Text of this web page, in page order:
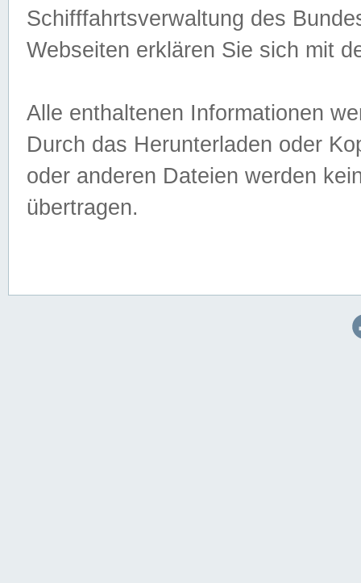
Schifffahrtsverwaltung des
Webseiten erklären Sie sich mit
Alle enthaltenen Informationen
Durch das Herunterladen oder
oder anderen Dateien werden
übertragen.